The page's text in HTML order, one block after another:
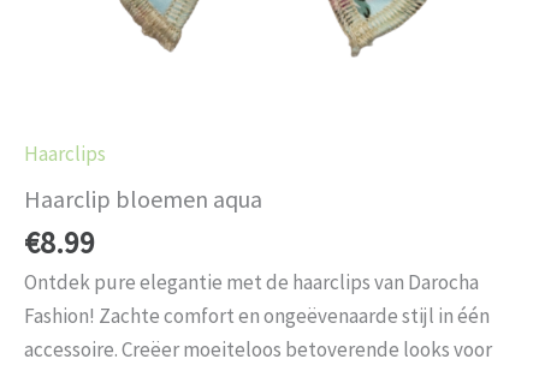
Haarclips
Haarclip bloemen aqua
€8.99
Ontdek pure elegantie met de haarclips van Darocha
Fashion! Zachte comfort en ongeëvenaarde stijl in één
accessoire. Creëer moeiteloos betoverende looks voor